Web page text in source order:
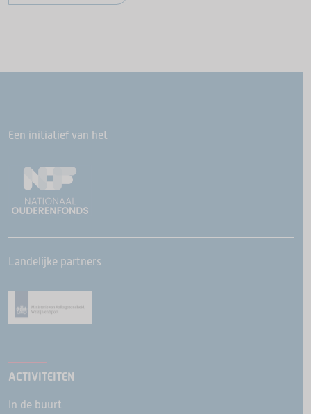
Een initiatief van het
Landelijke partners
ACTIVITEITEN
In de buurt